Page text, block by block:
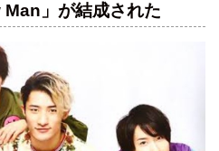
」が結成された